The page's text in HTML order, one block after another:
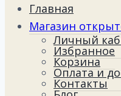
Главная
Магазин
Личный
Избранное
Корзина
Оплата и
Контакты